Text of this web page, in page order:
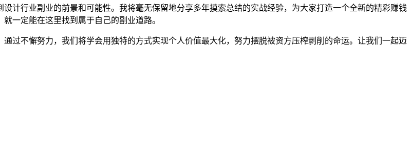
计行业副业的前景和可能性。我将毫无保留地分享多年摸索总结的实战经验，为大家打造一个全新的精彩赚钱
一定能在这里找到属于自己的副业道路。
过不懈努力，我们将学会用独特的方式实现个人价值最大化，努力摆脱被资方压榨剥削的命运。让我们一起迈